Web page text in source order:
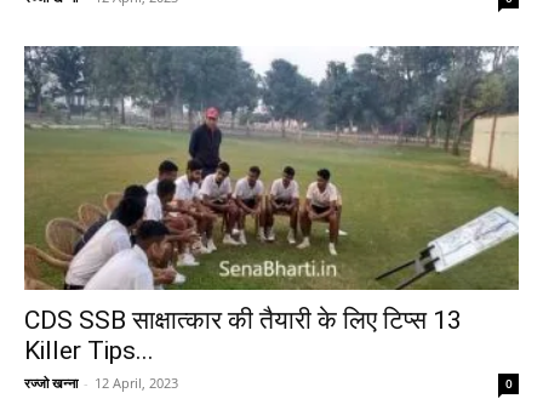
CDS SSB साक्षात्कार की तैयारी के लिए टिप्स 13
Killer Tips...
रज्जो खन्ना - 12 April, 2023 0